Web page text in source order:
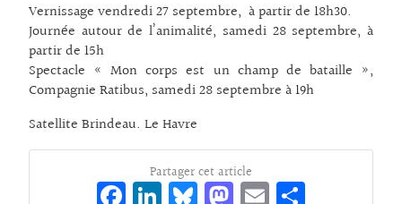
Vernissage vendredi 27 septembre, à partir de 18h30.
Journée autour de l’animalité, samedi 28 septembre, à
partir de 15h
Spectacle « Mon corps est un champ de bataille »,
Compagnie Ratibus, samedi 28 septembre à 19h
Satellite Brindeau. Le Havre
Partager cet article